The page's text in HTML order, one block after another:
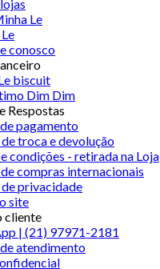
Le
conosco
biscuit
Dim Dim
Respostas
pagamento
troca e devolução
condições - retirada na Loja
compras internacionais
privacidade
site
cliente
| (21) 97971-2181
atendimento